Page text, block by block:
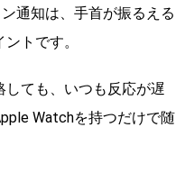
通知は、手首が振るえる
トです。
ても、いつも反応が遅
Watchを持つだけで随